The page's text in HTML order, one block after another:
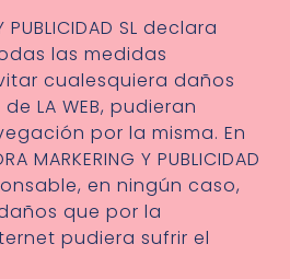
PUBLICIDAD SL declara
las medidas
cualesquiera daños
LA WEB, pudieran
por la misma. En
MARKERING Y PUBLICIDAD
en ningún caso,
que por la
pudiera sufrir el